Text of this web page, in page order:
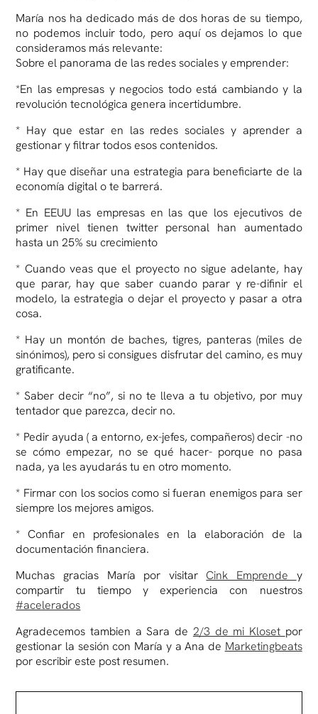
María nos ha dedicado más de dos horas de su tiempo,
no podemos incluir todo, pero aquí os dejamos lo que
consideramos más relevante:
Sobre el panorama de las redes sociales y emprender:
*En las empresas y negocios todo está cambiando y la
revolución tecnológica genera incertidumbre.
* Hay que estar en las redes sociales y aprender a
gestionar y filtrar todos esos contenidos.
* Hay que diseñar una estrategia para beneficiarte de la
economía digital o te barrerá.
* En EEUU las empresas en las que los ejecutivos de
primer nivel tienen twitter personal han aumentado
hasta un 25% su crecimiento
* Cuando veas que el proyecto no sigue adelante, hay
que parar, hay que saber cuando parar y re-difinir el
modelo, la estrategia o dejar el proyecto y pasar a otra
cosa.
* Hay un montón de baches, tigres, panteras (miles de
sinónimos), pero si consigues disfrutar del camino, es muy
gratificante.
* Saber decir “no”, si no te lleva a tu objetivo, por muy
tentador que parezca, decir no.
* Pedir ayuda ( a entorno, ex-jefes, compañeros) decir -no
se cómo empezar, no se qué hacer- porque no pasa
nada, ya les ayudarás tu en otro momento.
* Firmar con los socios como si fueran enemigos para ser
siempre los mejores amigos.
* Confiar en profesionales en la elaboración de la
documentación financiera.
Muchas gracias María por visitar Cink Emprende y
compartir tu tiempo y experiencia con nuestros
#acelerados
Agradecemos tambien a Sara de 2/3 de mi Kloset por
gestionar la sesión con María y a Ana de Marketingbeats
por escribir este post resumen.